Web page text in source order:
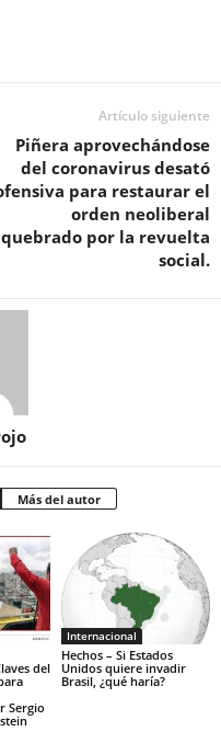
Artículo siguiente
Piñera aprovechándose
del coronavirus desató
para restaurar el
orden neoliberal
quebrado por la revuelta
social.
Más del autor
del
Sergio
Internacional
Hechos – Si Estados
Unidos quiere invadir
Brasil, ¿qué haría?